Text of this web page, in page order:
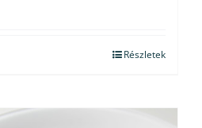
Részletek